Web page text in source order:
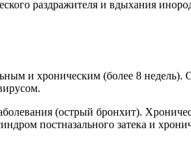
раздражителя и вдыхания
и хроническим (более 8
(острый бронхит).
постназального затека и